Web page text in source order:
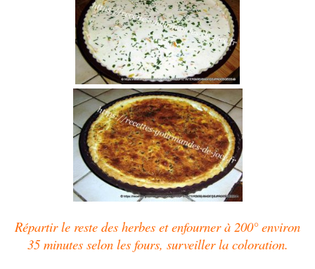
Répartir le reste des herbes et enfourner à 200° environ
35 minutes selon les fours, surveiller la coloration.